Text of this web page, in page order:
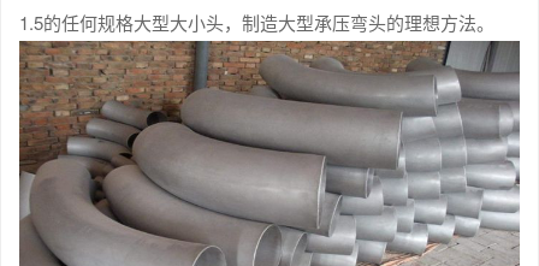
1.5的任何规格大型大小头，制造大型承压弯头的理想方法。